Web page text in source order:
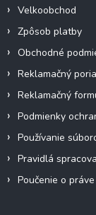
Velkoobchod
Zpôsob platby
Obchodné
Reklamačný
Reklamačný
Podmienky
Používanie
Pravidlá
Poučenie o